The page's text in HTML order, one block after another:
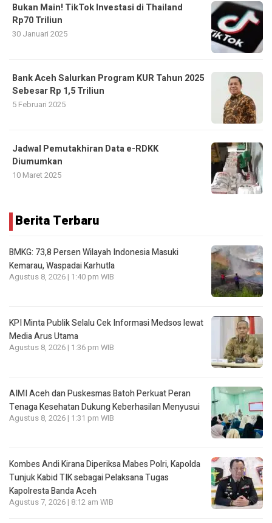
Bukan Main! TikTok Investasi di Thailand
Rp70 Triliun
30 Januari 2025
Bank Aceh Salurkan Program KUR Tahun 2025
Sebesar Rp 1,5 Triliun
5 Februari 2025
Jadwal Pemutakhiran Data e-RDKK
Diumumkan
10 Maret 2025
Berita Terbaru
BMKG: 73,8 Persen Wilayah Indonesia Masuki
Kemarau, Waspadai Karhutla
Agustus 8, 2026 | 1:40 pm WIB
KPI Minta Publik Selalu Cek Informasi Medsos lewat
Media Arus Utama
Agustus 8, 2026 | 1:36 pm WIB
AIMI Aceh dan Puskesmas Batoh Perkuat Peran
Tenaga Kesehatan Dukung Keberhasilan Menyusui
Agustus 8, 2026 | 1:31 pm WIB
Kombes Andi Kirana Diperiksa Mabes Polri, Kapolda
Tunjuk Kabid TIK sebagai Pelaksana Tugas
Kapolresta Banda Aceh
Agustus 7, 2026 | 8:12 am WIB